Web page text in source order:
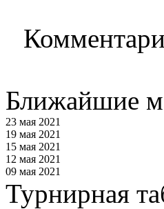
Ближайшие
23 мая 2021
19 мая 2021
15 мая 2021
12 мая 2021
09 мая 2021
Турнирная